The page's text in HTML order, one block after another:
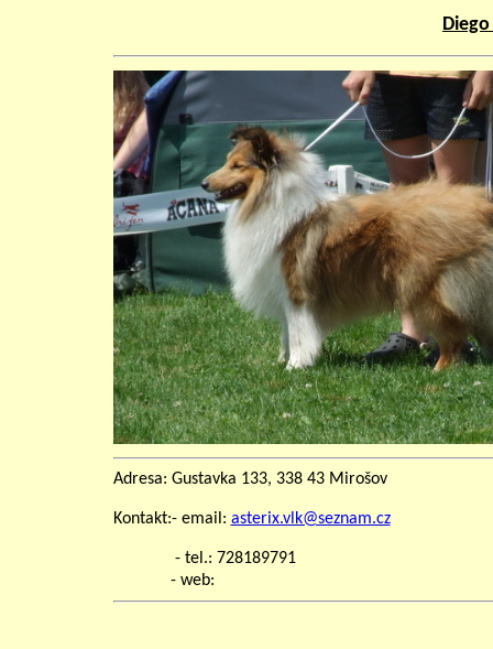
Adresa: Gustavka 133, 338 43 Mirošov
Kontakt:- email: asterix.vlk@seznam.cz
- tel.: 728189791
- web: